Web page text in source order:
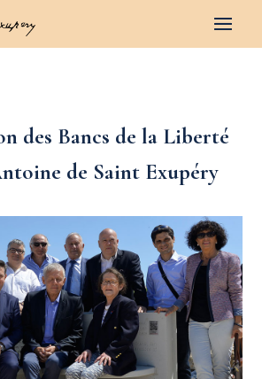
des Bancs de la Liberté
de Saint Exupéry